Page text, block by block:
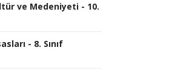
ve Medeniyeti - 10.
- 8. Sınıf